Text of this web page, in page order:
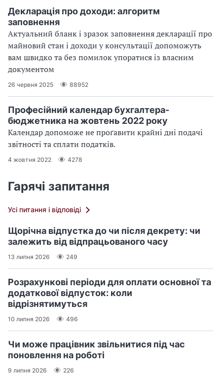
Декларація про доходи: алгоритм
заповнення
Актуальний бланк і зразок заповнення декларації про
майновий стан і доходи у консультації допоможуть
вам швидко та без помилок упоратися із власним
документом
26 червня 2025 88952
Професійний календар бухгалтера-
бюджетника на жовтень 2022 року
Календар допоможе не проґавити крайні дні подачі
звітності та сплати податків.
4 жовтня 2022 4278
Гарячі запитання
Усі питання і відповіді
Щорічна відпустка до чи після декрету: чи
залежить від відпрацьованого часу
13 липня 2026 249
Розрахункові періоди для оплати основної та
додаткової відпусток: коли
відрізнятимуться
10 липня 2026 496
Чи може працівник звільнитися під час
поновлення на роботі
9 липня 2026 226